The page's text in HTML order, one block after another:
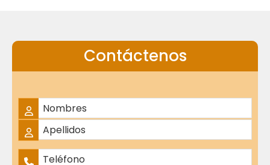
Contáctenos
Nombre Completo
Nombres
Apellidos
Teléfono *